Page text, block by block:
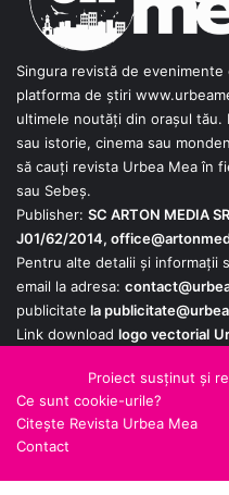
Singura revistă de
platforma de știri
ultimele noutăți din orașul
sau istorie, cinema sau
să cauți revista Urbea Mea în
sau Sebeș.
Publisher: SC ARTON MEDIA
J01/62/2014,
Pentru alte detalii și informații
email la adresa:
publicitate la
Link download logo vectorial
Proiect susținut și
Ce sunt cookie-urile?
Citește Revista Urbea Mea
Contact